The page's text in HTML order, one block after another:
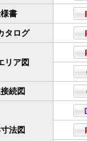
書
タログ
リア図
続図
法図